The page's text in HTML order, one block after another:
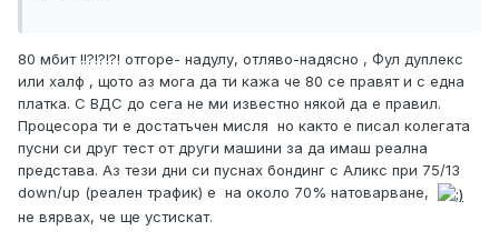
80 мбит !!?!?!?! отгоре- надулу, отляво-надясно , Фул дуплекс
или халф , щото аз мога да ти кажа че 80 се правят и с една
платка. С ВДС до сега не ми известно някой да е правил.
Процесора ти е достатъчен мисля но както е писал колегата
пусни си друг тест от други машини за да имаш реална
представа. Аз тези дни си пуснах бондинг с Аликс при 75/13
down/up (реален трафик) е на около 70% натоварване,
не вярвах, че ще устискат.